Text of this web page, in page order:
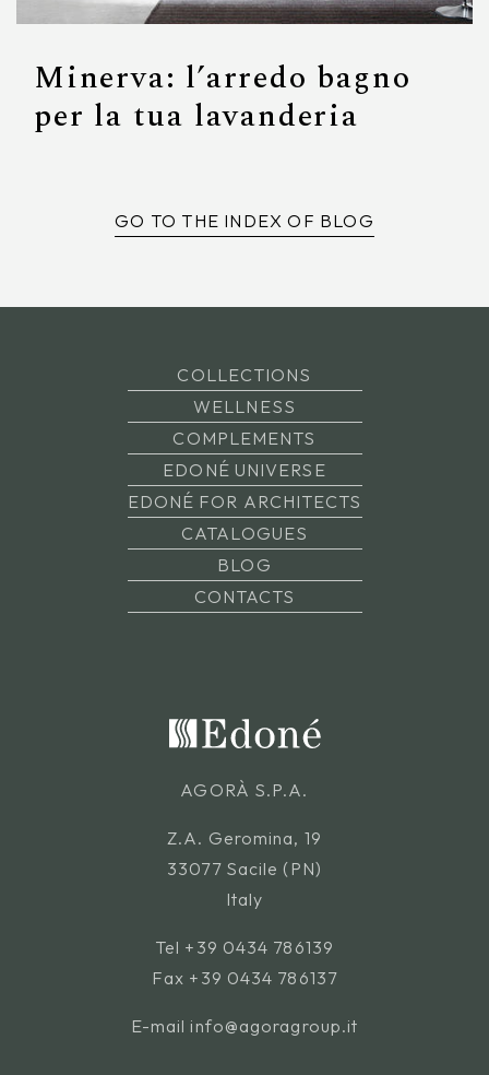
Minerva: l’arredo bagno
per la tua lavanderia
GO TO THE INDEX OF BLOG
COLLECTIONS
WELLNESS
COMPLEMENTS
EDONÉ UNIVERSE
EDONÉ FOR ARCHITECTS
CATALOGUES
BLOG
CONTACTS
AGORÀ S.P.A.
Z.A. Geromina, 19
33077 Sacile (PN)
Italy
Tel +39 0434 786139
Fax +39 0434 786137
E-mail info@agoragroup.it